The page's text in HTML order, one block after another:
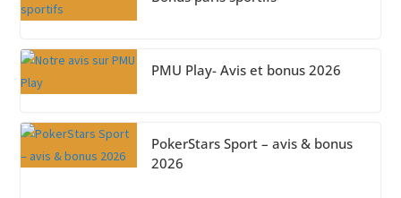
PMU Play- Avis et bonus 2026
PokerStars Sport – avis & bonus
2026